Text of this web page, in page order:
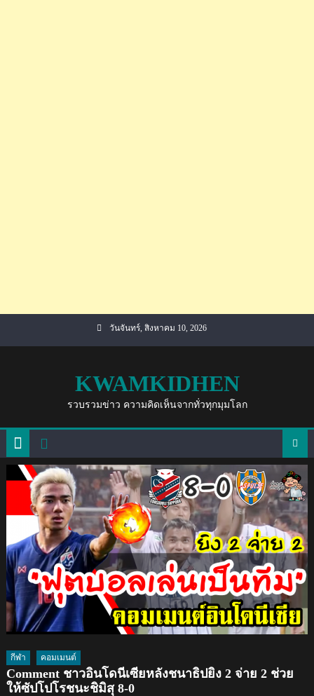
วันจันทร์, สิงหาคม 10, 2026
KWAMKIDHEN
รวบรวมข่าว ความคิดเห็นจากทั่วทุกมุมโลก
กีฬา คอมเมนต์
Comment ชาวอินโดนีเซียหลังชนาธิปยิง 2 จ่าย 2 ช่วย
ให้ซัปโปโรชนะชิมิสุ 8-0